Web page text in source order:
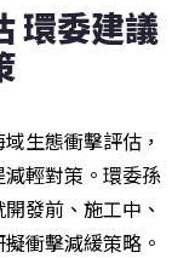
環委建議
生態衝擊評估，
輕對策。環委孫
發前、施工中、
衝擊減緩策略。